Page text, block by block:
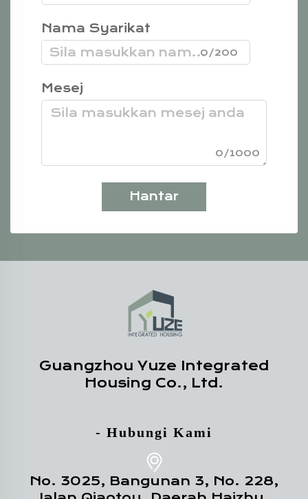
Nama Syarikat
0/200
Mesej
0/1000
Hantar
Guangzhou Yuze Integrated
Housing Co., Ltd.
- Hubungi Kami
No. 3025, Bangunan 3, No. 228,